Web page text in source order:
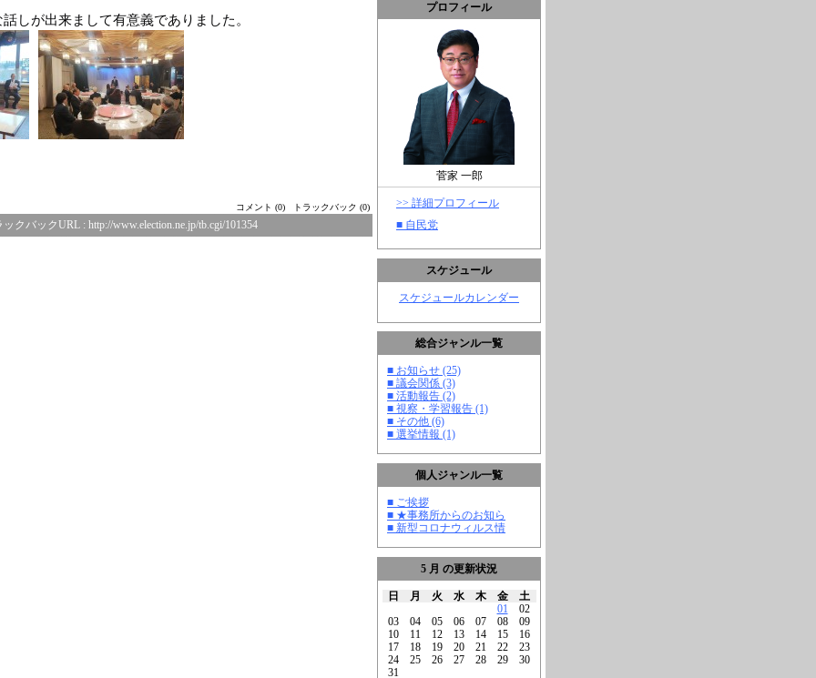
プロフィール
菅家 一郎
>> 詳細プロフィール
■ 自民党
スケジュール
スケジュールカレンダー
総合ジャンル一覧
■ お知らせ (25)
■ 議会関係 (3)
■ 活動報告 (2)
■ 視察・学習報告 (1)
■ その他 (6)
■ 選挙情報 (1)
個人ジャンル一覧
■ ご挨拶
■ ★事務所からのお知ら
■ 新型コロナウィルス情
5 月 の更新状況
日 月 火 水 木 金
土
01
02
03
04 05 06 07 08
09
10
11 12 13 14 15
16
17
18 19 20 21 22
23
24
25 26 27 28 29
30
31
しが出来まして有意義でありました。
コメント (0) トラックバック (0)
ックバックURL : http://www.election.ne.jp/tb.cgi/101354